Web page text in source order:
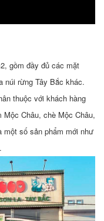
gồm đầy đủ các mặt
núi rừng Tây Bắc khác.
thuộc với khách hàng
Châu, chè Mộc Châu,
một số sản phẩm mới như